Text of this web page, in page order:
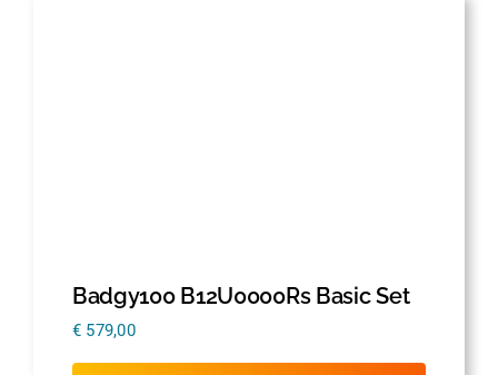
Badgy100 B12U0000Rs Basic Set
€ 579,00